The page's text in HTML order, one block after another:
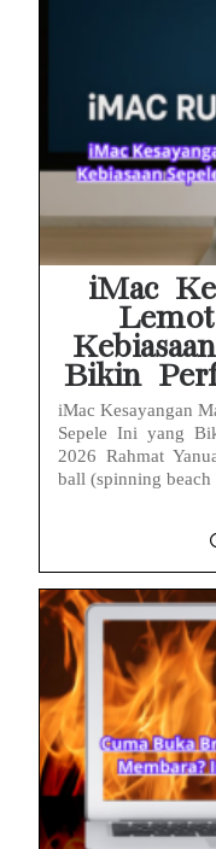
iMac
Bikin
iMac Kesayangan
Sepele Ini yang
2026 Rahmat
ball (spinning